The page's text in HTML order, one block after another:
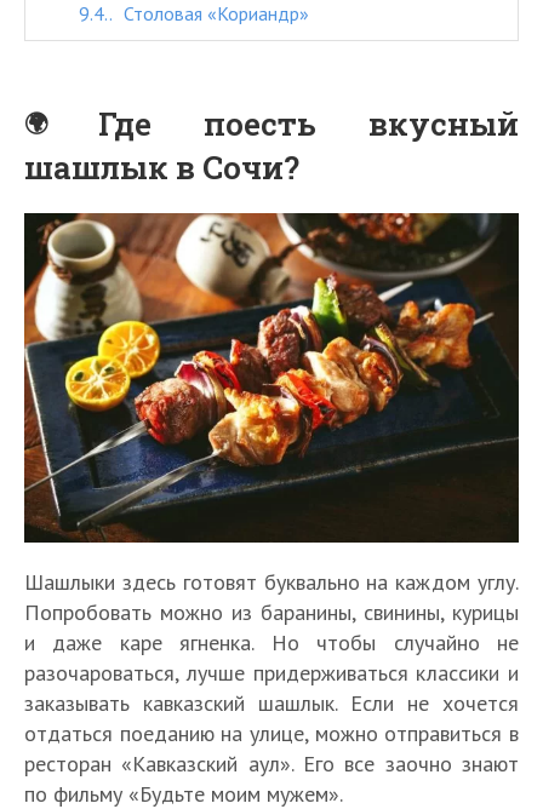
9.4.
Столовая «Кориандр»
Где поесть вкусный
шашлык в Сочи?
Шашлыки здесь готовят буквально на каждом углу.
Попробовать можно из баранины, свинины, курицы
и даже каре ягненка. Но чтобы случайно не
разочароваться, лучше придерживаться классики и
заказывать кавказский шашлык. Если не хочется
отдаться поеданию на улице, можно отправиться в
ресторан «Кавказский аул». Его все заочно знают
по фильму «Будьте моим мужем».